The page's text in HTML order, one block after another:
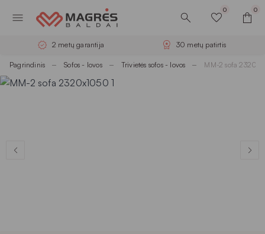
0 0
2 metų garantija 30 metų patirtis
Pagrindinis Sofos - lovos Trivietės sofos - lovos MM-2 sofa